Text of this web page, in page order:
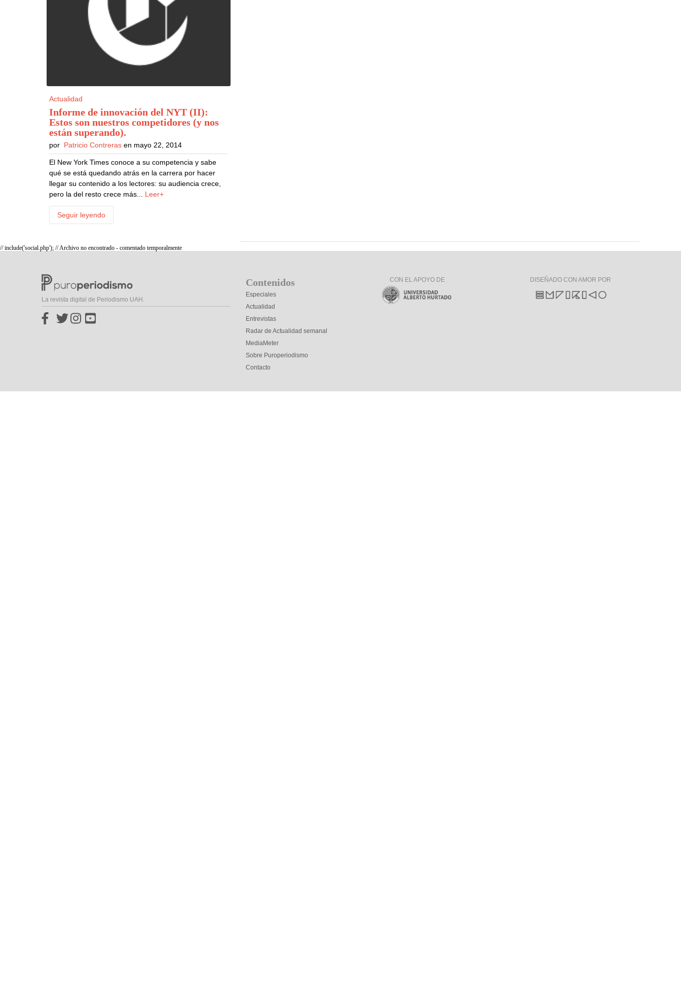
Actualidad
Informe de innovación del NYT (II):
Estos son nuestros competidores (y nos
están superando).
por Patricio Contreras en mayo 22, 2014
El New York Times conoce a su competencia y sabe
qué se está quedando atrás en la carrera por hacer
llegar su contenido a los lectores: su audiencia crece,
pero la del resto crece más... Leer+
Seguir leyendo
// include('social.php'); // Archivo no encontrado - comentado temporalmente
La revista digital de Periodismo UAH.
Contenidos
Especiales
Actualidad
Entrevistas
Radar de Actualidad semanal
MediaMeter
Sobre Puroperiodismo
Contacto
CON EL APOYO DE DISEÑADO CON AMOR POR